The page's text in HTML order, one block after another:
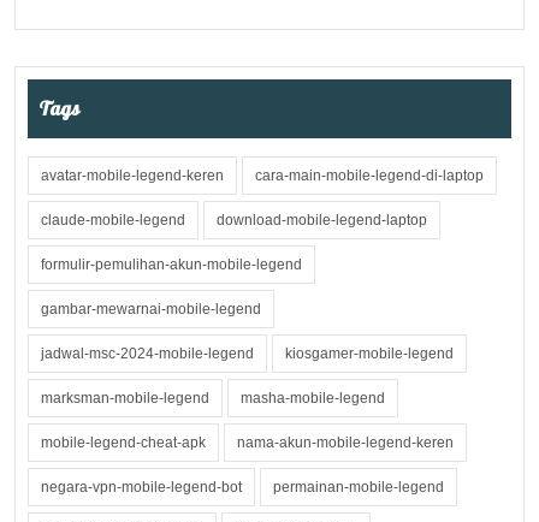
Tags
avatar-mobile-legend-keren cara-main-mobile-legend-di-laptop
claude-mobile-legend download-mobile-legend-laptop
formulir-pemulihan-akun-mobile-legend
gambar-mewarnai-mobile-legend
jadwal-msc-2024-mobile-legend kiosgamer-mobile-legend
marksman-mobile-legend masha-mobile-legend
mobile-legend-cheat-apk nama-akun-mobile-legend-keren
negara-vpn-mobile-legend-bot permainan-mobile-legend